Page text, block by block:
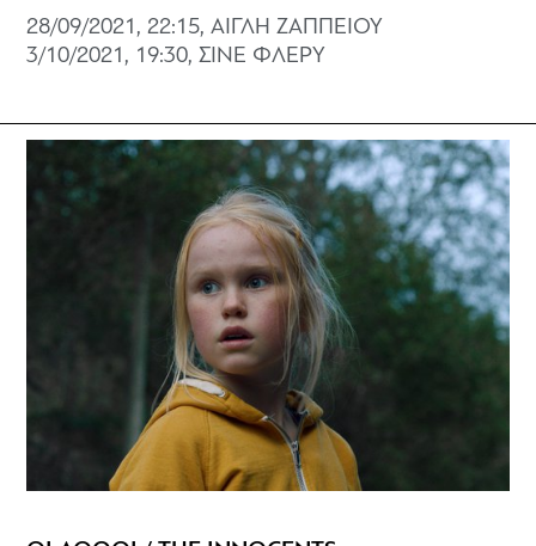
28/09/2021, 22:15, ΑΙΓΛΗ ΖΑΠΠΕΙΟΥ
3/10/2021, 19:30, ΣΙΝΕ ΦΛΕΡΥ